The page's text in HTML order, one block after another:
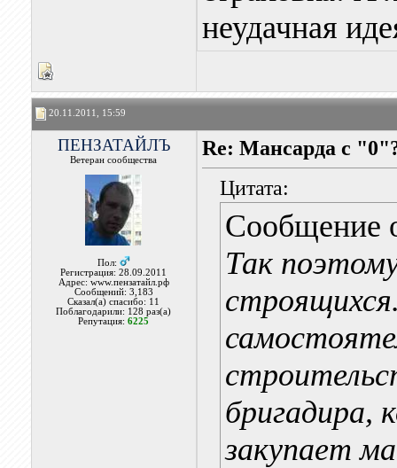
неудачная
20.11.2011, 15:59
ПЕНЗАТАЙЛЪ
Ветеран сообщества
Пол:
Регистрация: 28.09.2011
Адрес: www.пензатайл.рф
Сообщений: 3,183
Сказал(а) спасибо: 11
Поблагодарили: 128 раз(а)
Репутация:6225
Re: Мансарда с
Цитата:
Сообщение
Так
бригадира,
закупает